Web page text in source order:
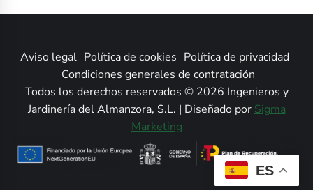
Aviso legal Política de cookies Política de privacidad
Condiciones generales de contratación
Todos los derechos reservados © 2026 Ingenieros y
Jardinería del Almanzora, S.L. | Diseñado por Sigma
Marketing
ES